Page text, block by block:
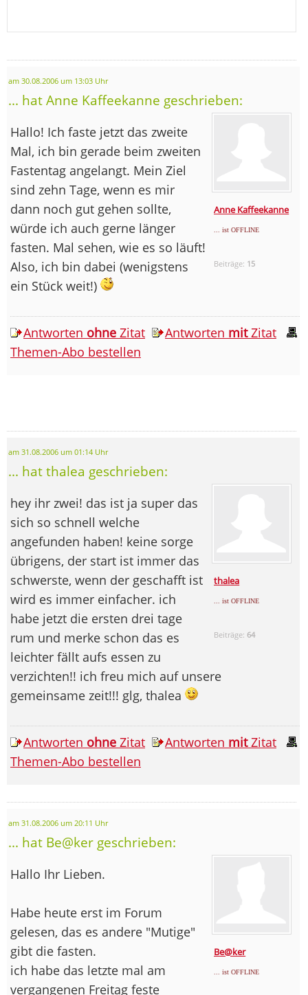
am 30.08.2006 um 13:03 Uhr
... hat Anne Kaffeekanne geschrieben:
Anne Kaffeekanne
... ist OFFLINE
Beiträge: 15
Hallo! Ich faste jetzt das zweite
Mal, ich bin gerade beim zweiten
Fastentag angelangt. Mein Ziel
sind zehn Tage, wenn es mir
dann noch gut gehen sollte,
würde ich auch gerne länger
fasten. Mal sehen, wie es so läuft!
Also, ich bin dabei (wenigstens
ein Stück weit!)
Antworten ohne Zitat Antworten mitZitat
Themen-Abo bestellen
am 31.08.2006 um 01:14 Uhr
... hat thalea geschrieben:
thalea
... ist OFFLINE
Beiträge: 64
hey ihr zwei! das ist ja super das
sich so schnell welche
angefunden haben! keine sorge
übrigens, der start ist immer das
schwerste, wenn der geschafft ist
wird es immer einfacher. ich
habe jetzt die ersten drei tage
rum und merke schon das es
leichter fällt aufs essen zu
verzichten!! ich freu mich auf unsere
gemeinsame zeit!!! glg, thalea
Antworten ohne Zitat Antworten mitZitat
Themen-Abo bestellen
am 31.08.2006 um 20:11 Uhr
... hat Be@ker geschrieben:
Be@ker
... ist OFFLINE
Hallo Ihr Lieben.
Habe heute erst im Forum
gelesen, das es andere "Mutige"
gibt die fasten.
ich habe das letzte mal am
vergangenen Freitag feste